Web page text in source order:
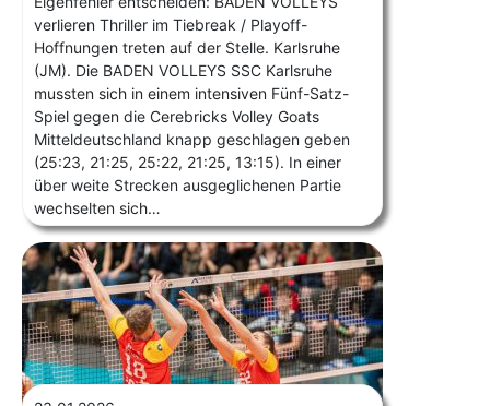
verlieren Thriller im Tiebreak / Playoff-
Hoffnungen treten auf der Stelle. Karlsruhe
(JM). Die BADEN VOLLEYS SSC Karlsruhe
mussten sich in einem intensiven Fünf-Satz-
Spiel gegen die Cerebricks Volley Goats
Mitteldeutschland knapp geschlagen geben
(25:23, 21:25, 25:22, 21:25, 13:15). In einer
über weite Strecken ausgeglichenen Partie
wechselten sich…